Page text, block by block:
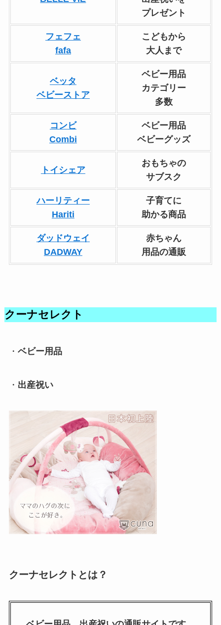
プレゼント
フェフェ
fafa
こどもから
大人まで
ベッタ
ベビーストア
ベビー用品
カテゴリー
多数
コンビ
Combi
ベビー用品
ベビーグッズ
トイシェア
おもちゃの
サブスク
ハーリティー
Hariti
子育てに
助かる商品
ダッドウェイ
DADWAY
赤ちゃん
用品の通販
クーナセレクト
・ ベビー用品
・ 出産祝い
クーナセレクトとは？